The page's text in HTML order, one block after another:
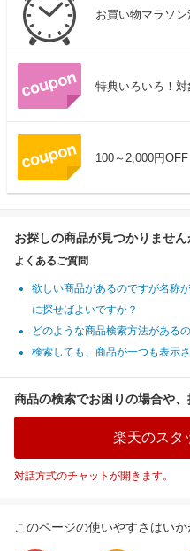
お買い物マラソ
特典いろいろ！
100～2,000円
お探しの商品が見つかりませ
よくあるご質問
欲しい商品があるのですが名称
に探せばよいですか？
どのような商品検索方法がある
検索しても、商品が一つも表示
商品の検索でお困りの場合や
楽天のスタ
対話方式のチャットが開きます。
このページの使いやすさはいか